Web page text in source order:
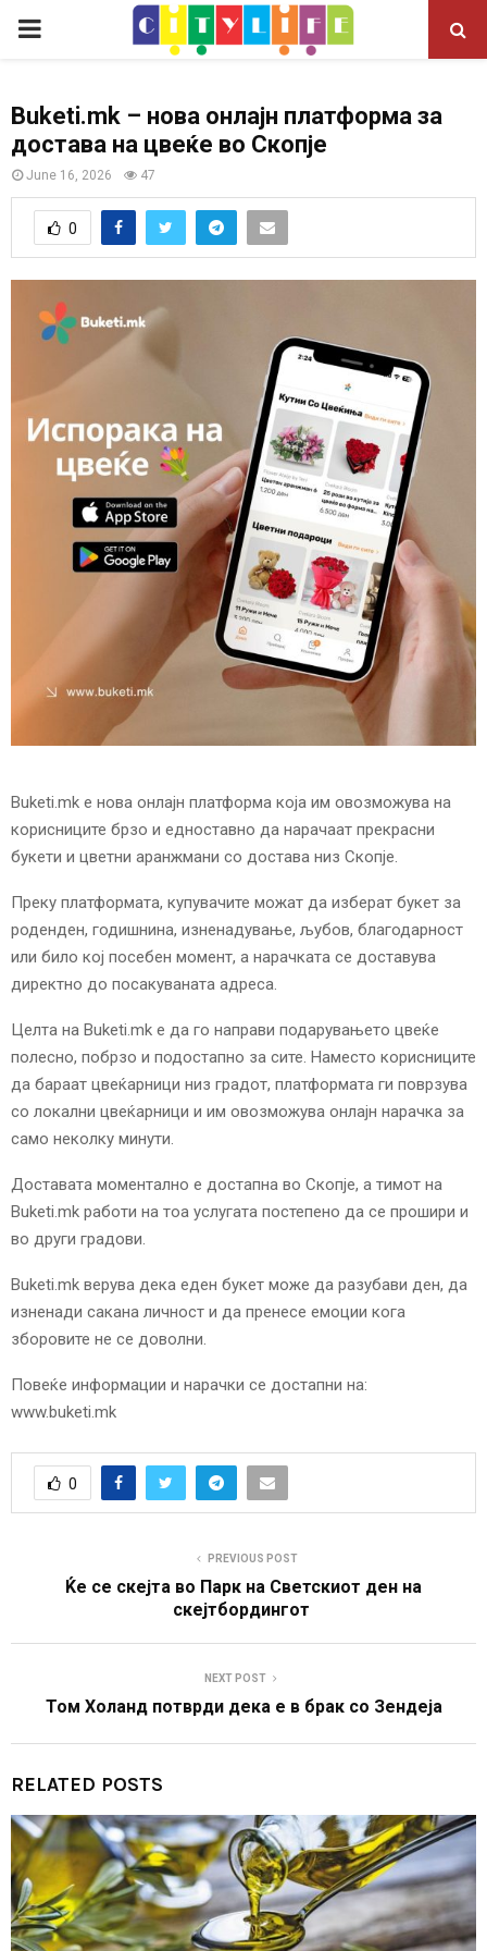
P
I
M
A
M
Buketi.mk – нова онлајн платформа за
достава на цвеќе во Скопје
June 16, 2026 47
0
Buketi.mk е нова онлајн платформа која им овозможува на
корисниците брзо и едноставно да нарачаат прекрасни
букети и цветни аранжмани со достава низ Скопје.
Преку платформата, купувачите можат да изберат букет за
роденден, годишнина, изненадување, љубов, благодарност
или било кој посебен момент, а нарачката се доставува
директно до посакуваната адреса.
Целта на Buketi.mk е да го направи подарувањето цвеќе
полесно, побрзо и подостапно за сите. Наместо корисниците
да бараат цвеќарници низ градот, платформата ги поврзува
со локални цвеќарници и им овозможува онлајн нарачка за
само неколку минути.
Доставата моментално е достапна во Скопје, а тимот на
Buketi.mk работи на тоа услугата постепено да се прошири и
во други градови.
Buketi.mk верува дека еден букет може да разубави ден, да
изненади сакана личност и да пренесе емоции кога
зборовите не се доволни.
Повеќе информации и нарачки се достапни на:
www.buketi.mk
0
PREVIOUS POST
Ќе се скејта во Парк на Светскиот ден на
скејтбордингот
NEXT POST
Том Холанд потврди дека е в брак со Зендеја
RELATED POSTS